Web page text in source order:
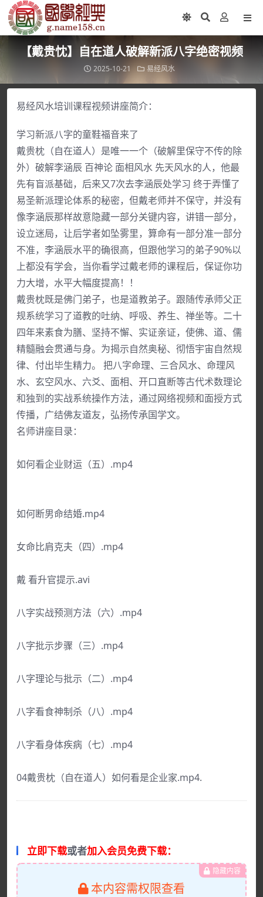
【戴贵忱】自在道人破解新派八字绝密视频
2025-10-21 易经风水
易经风水培训课程视频讲座简介：
学习新派八字的童鞋福音来了
戴贵枕（自在道人）是唯一一个（破解里保守不传的除
外）破解李涵辰 百神论 面相风水 先天风水的人，他最
先有盲派基础，后来又7次去李涵辰处学习 终于弄懂了
易圣新派理论体系的秘密，但戴老师并不保守，并没有
像李涵辰那样故意隐藏一部分关键内容，讲错一部分，
设立迷局，让后学者如坠雾里，算命有一部分准一部分
不准，李涵辰水平的确很高，但跟他学习的弟子90%以
上都没有学会，当你看学过戴老师的课程后，保证你功
力大增，水平大幅度提高！！
戴贵枕既是佛门弟子，也是道教弟子。跟随传承师父正
规系统学习了道教的吐纳、呼吸、养生、禅坐等。二十
四年来素食为膳、坚持不懈、实证亲证，使佛、道、儒
精髓融会贯通与身。为揭示自然奥秘、彻悟宇宙自然规
律、付出毕生精力。 把八字命理、三合风水、命理风
水、玄空风水、六爻、面相、开口直断等古代术数理论
和独到的实战系统操作方法，通过网络视频和面授方式
传播，广结佛友道友，弘扬传承国学文。
名师讲座目录：
如何看企业财运（五）.mp4
如何断男命结婚.mp4
女命比肩克夫（四）.mp4
戴 看升官提示.avi
八字实战预测方法（六）.mp4
八字批示步骤（三）.mp4
八字理论与批示（二）.mp4
八字看食神制杀（八）.mp4
八字看身体疾病（七）.mp4
04戴贵枕（自在道人）如何看是企业家.mp4.
立即下载或者加入会员免费下载：
隐藏内容
本内容需权限查看